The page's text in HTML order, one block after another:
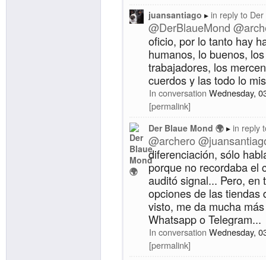
juansantiago in reply to
@DerBlaueMond @
oficio, por lo tanto hay
humanos, lo buenos,
trabajadores, los
cuerdos y las todo lo
In conversation Wednesday,
permalink
Der Blaue Mond 🌍 in reply
@archero@
diferenciación, sólo
porque no recordaba el
auditó signal... Pero, en
opciones de las tiendas
visto, me da mucha
Whatsapp o Telegram...
In conversation Wednesday,
permalink